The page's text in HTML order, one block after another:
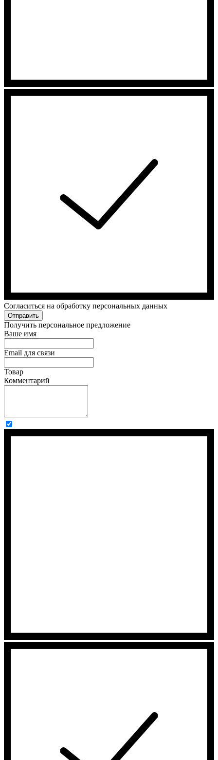
Cогласиться на обработку персональных данных
Отправить
Получить персональное предложение
Ваше имя
Email для связи
Товар
Комментарий